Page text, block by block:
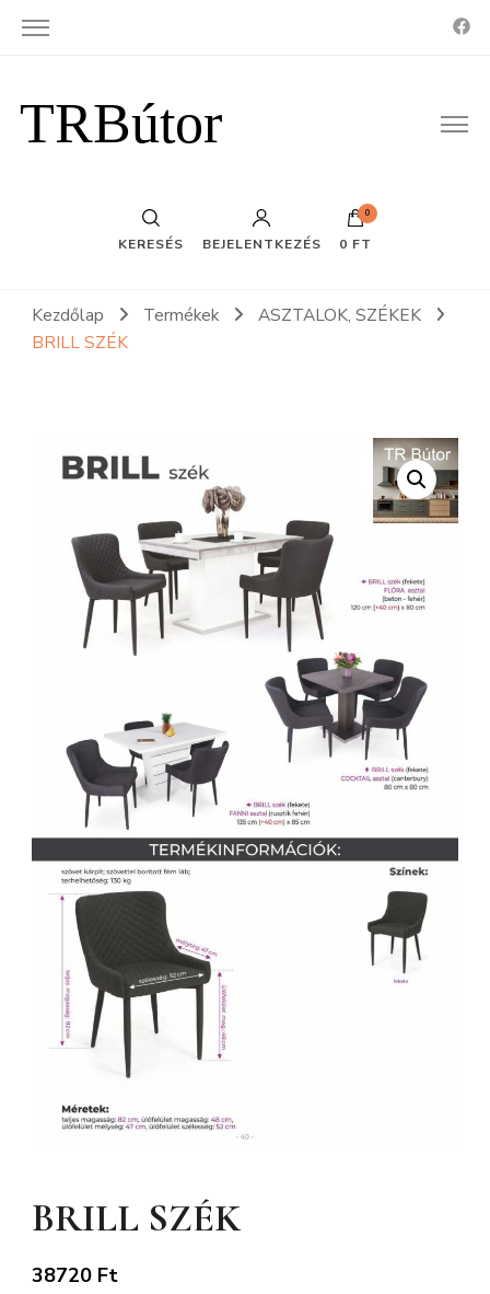
TRBútor
KERESÉS BEJELENTKEZÉS
0
0 FT
Kezdőlap Termékek
ASZTALOK, SZÉKEK
BRILL SZÉK
BRILL SZÉK
38720 Ft